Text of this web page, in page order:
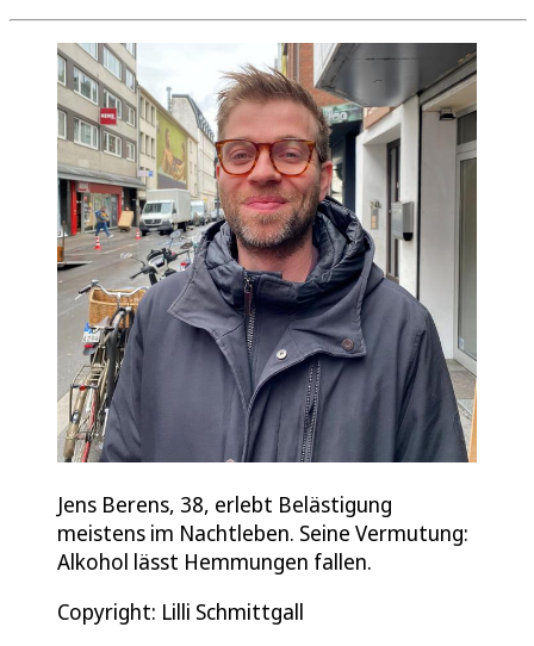
Jens Berens, 38, erlebt Belästigung
meistens im Nachtleben. Seine Vermutung:
Alkohol lässt Hemmungen fallen.
Copyright: Lilli Schmittgall